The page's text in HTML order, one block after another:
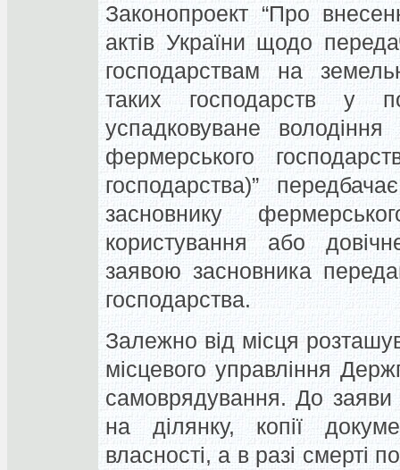
Законопроект “Про
актів України щодо
господарствам на
таких господарств у
успадковуване
фермерського
господарства)”
засновнику
користування або
заявою засновника
господарства.
Залежно від місця
місцевого управління
самоврядування. До заяви
на ділянку, копії
власності, а в разі смерті